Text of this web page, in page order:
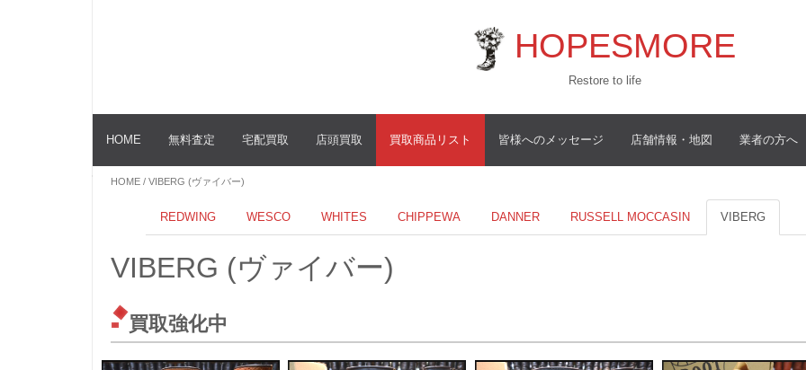
HOPESMORE
Restore to life
HOME 無料査定 宅配買取 店頭買取 買取商品リスト 皆様へのメッセージ 店舗情報・地図 業者の方へ
HOME / VIBERG (ヴァイバー)
REDWING WESCO WHITES CHIPPEWA DANNER RUSSELL MOCCASIN VIBERG
VIBERG (ヴァイバー)
買取強化中